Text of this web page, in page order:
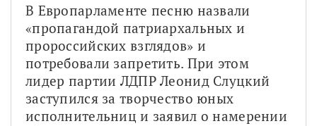
В Европарламенте песню назвали
«пропагандой патриархальных и
пророссийских взглядов» и
потребовали запретить. При этом
лидер партии ЛДПР Леонид Слуцкий
заступился за творчество юных
исполнительниц и заявил о намерении